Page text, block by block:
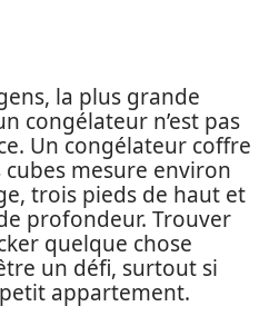
la plus grande
congélateur n’est pas
Un congélateur coffre
mesure environ
trois pieds de haut et
profondeur. Trouver
quelque chose
un défi, surtout si
appartement.